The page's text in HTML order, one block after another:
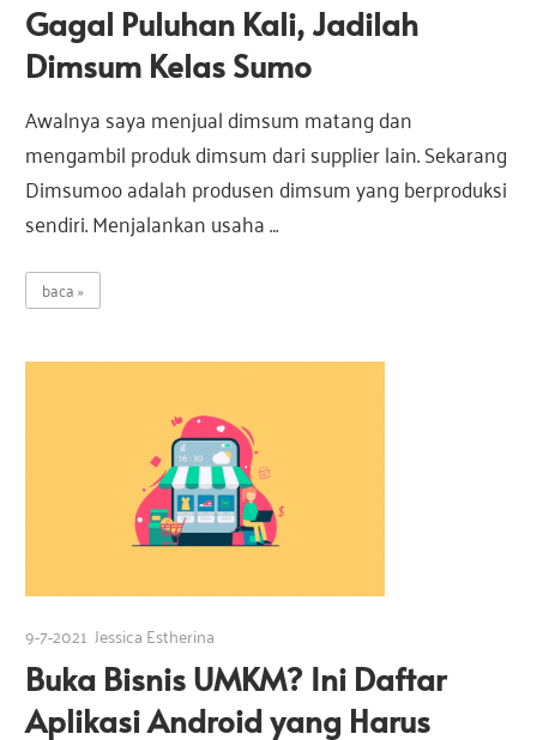
Gagal Puluhan Kali, Jadilah
Dimsum Kelas Sumo
Awalnya saya menjual dimsum matang dan
mengambil produk dimsum dari supplier lain. Sekarang
Dimsumoo adalah produsen dimsum yang berproduksi
sendiri. Menjalankan usaha …
baca
9-7-2021 Jessica Estherina
Buka Bisnis UMKM? Ini Daftar
Aplikasi Android yang Harus